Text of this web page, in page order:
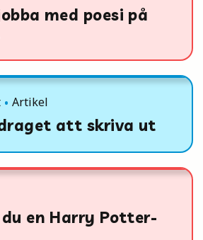
med poesi på
att skriva ut
Artikel
en Harry Potter-